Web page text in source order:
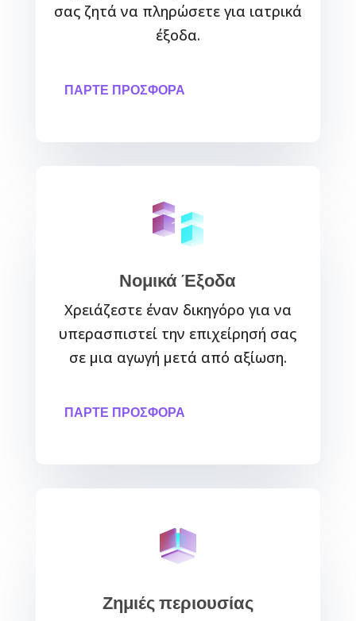
σας ζητά να πληρώσετε για ιατρικά
έξοδα.
ΠΆΡΤΕ ΠΡΟΣΦΟΡΆ
Νομικά Έξοδα
Χρειάζεστε έναν δικηγόρο για να
υπερασπιστεί την επιχείρησή σας
σε μια αγωγή μετά από αξίωση.
ΠΆΡΤΕ ΠΡΟΣΦΟΡΆ
Ζημιές περιουσίας